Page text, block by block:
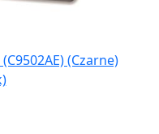
(Czarne)